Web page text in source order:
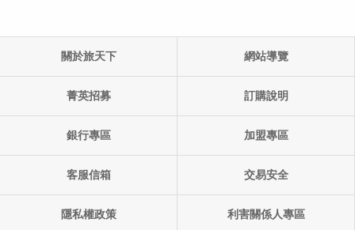
單團產品代碼:
出發日期: ()
關於旅天下 網站導覽
菁英招募 訂購說明
銀行專區 加盟專區
客服信箱 交易安全
隱私權政策 利害關係人專區